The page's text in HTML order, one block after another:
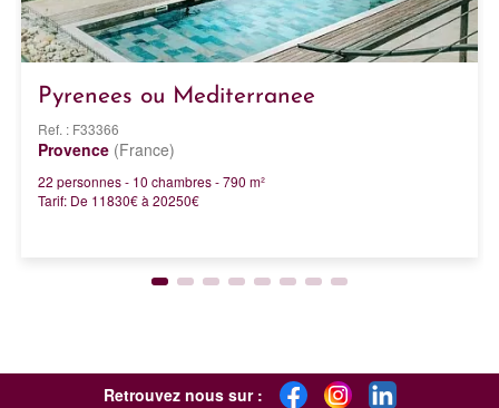
Pyrenees ou Mediterranee
Ref. : F33366
Provence (France)
22 personnes - 10 chambres - 790 m²
Tarif: De 11830€ à 20250€
Retrouvez nous sur :